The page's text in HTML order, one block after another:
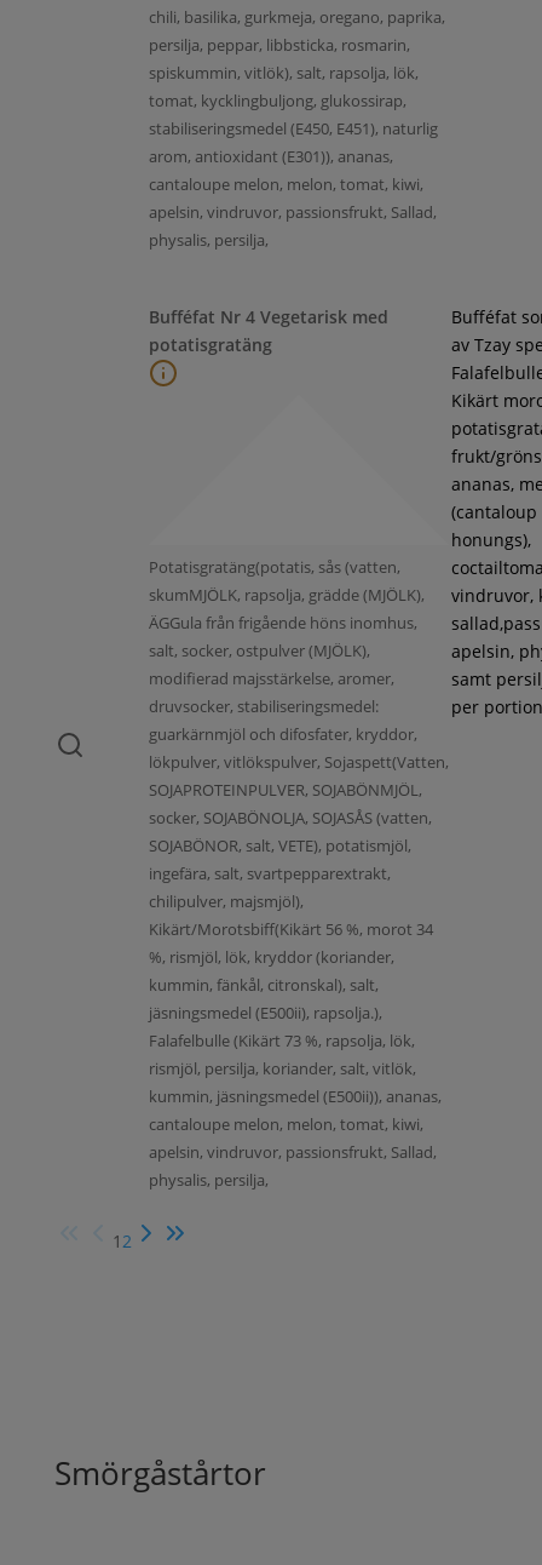
chili, basilika, gurkmeja, oregano, paprika,
persilja, peppar, libbsticka, rosmarin,
spiskummin, vitlök), salt, rapsolja, lök,
tomat, kycklingbuljong, glukossirap,
stabiliseringsmedel (E450, E451), naturlig
arom, antioxidant (E301)), ananas,
cantaloupe melon, melon, tomat, kiwi,
apelsin, vindruvor, passionsfrukt, Sallad,
physalis, persilja,
Bufféfat Nr 4 Vegetarisk med
potatisgratäng
Potatisgratäng(potatis, sås (vatten,
skumMJÖLK, rapsolja, grädde (MJÖLK),
ÄGGula från frigående höns inomhus,
salt, socker, ostpulver (MJÖLK),
modifierad majsstärkelse, aromer,
druvsocker, stabiliseringsmedel:
guarkärnmjöl och difosfater, kryddor,
lökpulver, vitlökspulver, Sojaspett(Vatten,
SOJAPROTEINPULVER, SOJABÖNMJÖL,
socker, SOJABÖNOLJA, SOJASÅS (vatten,
SOJABÖNOR, salt, VETE), potatismjöl,
ingefära, salt, svartpepparextrakt,
chilipulver, majsmjöl),
Kikärt/Morotsbiff(Kikärt 56 %, morot 34
%, rismjöl, lök, kryddor (koriander,
kummin, fänkål, citronskal), salt,
jäsningsmedel (E500ii), rapsolja.),
Falafelbulle (Kikärt 73 %, rapsolja, lök,
rismjöl, persilja, koriander, salt, vitlök,
kummin, jäsningsmedel (E500ii)), ananas,
cantaloupe melon, melon, tomat, kiwi,
apelsin, vindruvor, passionsfrukt, Sallad,
physalis, persilja,
Bufféfat
av Tzay
Kikärt
frukt/
ananas,
(cantaloup
honungs),
vindruvor,
apelsin,
samt
per
1 2
Smörgåstårtor